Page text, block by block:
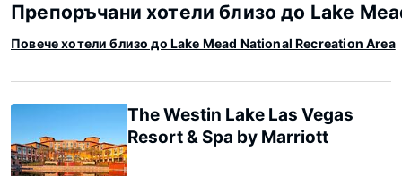
Препоръчани хотели близо до Lake
Повече хотели близо до Lake Mead National Recreation Area
The Westin Lake Las Vegas
Resort & Spa by Marriott